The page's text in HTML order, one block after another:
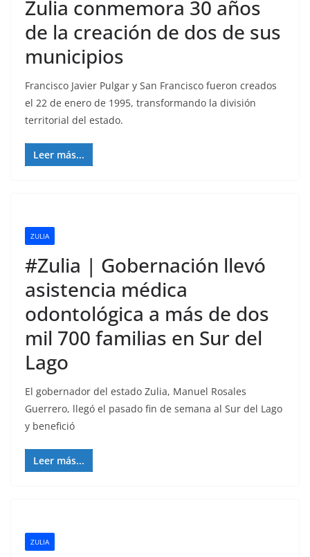
Zulia conmemora 30 años
de la creación de dos de sus
municipios
Francisco Javier Pulgar y San Francisco fueron creados
el 22 de enero de 1995, transformando la división
territorial del estado.
Leer más...
ZULIA
#Zulia | Gobernación llevó
asistencia médica
odontológica a más de dos
mil 700 familias en Sur del
Lago
El gobernador del estado Zulia, Manuel Rosales
Guerrero, llegó el pasado fin de semana al Sur del Lago
y benefició
Leer más...
ZULIA